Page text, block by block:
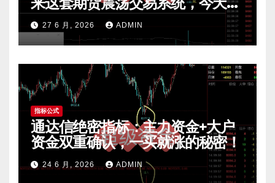
费公开核心逻辑
27 6 月, 2026 ADMIN
指标公式
通达信绝密指标：主力资金+大户
资金双重确认，一买就涨的秘密！
24 6 月, 2026 ADMIN